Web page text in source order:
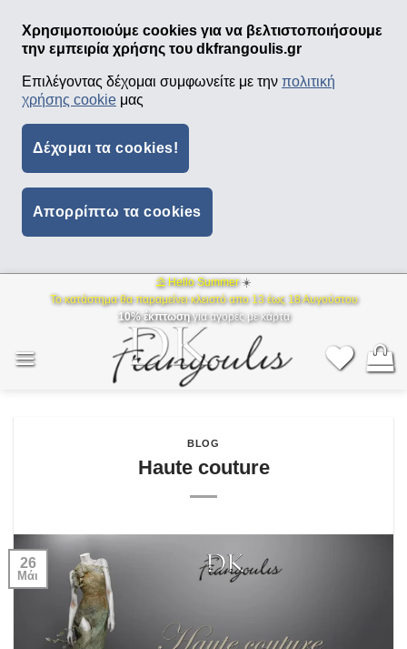
Χρησιμοποιούμε cookies για να βελτιστοποιήσουμε
την εμπειρία χρήσης του dkfrangoulis.gr
Επιλέγοντας δέχομαι συμφωνείτε με την πολιτική
χρήσης cookie μας
Δέχομαι τα cookies!
Απορρίπτω τα cookies
⛱ Hello Summer ☀️
Το κατάστημα θα παραμείνει κλειστό απο 13 έως 18 Αυγούστου
10% έκπτωσηγια αγορές με κάρτα
BLOG
Haute couture
26
Μάι